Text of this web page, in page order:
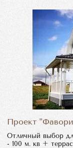
Проект
Отличный выбор
- 100 м. кв +